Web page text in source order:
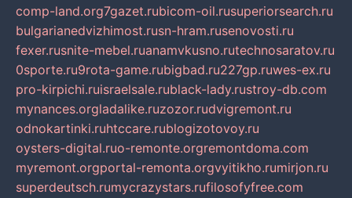
comp-land.org7gazet.rubicom-oil.rusuperiorsearch.ru
bulgarianedvizhimost.rusn-hram.rusenovosti.ru
fexer.rusnite-mebel.ruanamvkusno.rutechnosaratov.ru
0sporte.ru9rota-game.rubigbad.ru227gp.ruwes-ex.ru
pro-kirpichi.ruisraelsale.rublack-lady.rustroy-db.com
mynances.orgladalike.ruzozor.rudvigremont.ru
odnokartinki.ruhtccare.rublogizotovoy.ru
oysters-digital.ruo-remonte.orgremontdoma.com
myremont.orgportal-remonta.orgvyitikho.rumirjon.ru
superdeutsch.rumycrazystars.rufilosofyfree.com